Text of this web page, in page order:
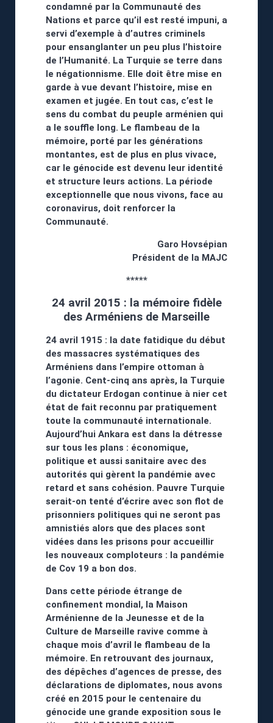
condamné par la Communauté des
Nations et parce qu’il est resté impuni, a
servi d’exemple à d’autres criminels
pour ensanglanter un peu plus l’histoire
de l’Humanité. La Turquie se terre dans
le négationnisme. Elle doit être mise en
garde à vue devant l’histoire, mise en
examen et jugée. En tout cas, c’est le
sens du combat du peuple arménien qui
a le souffle long. Le flambeau de la
mémoire, porté par les générations
montantes, est de plus en plus vivace,
car le génocide est devenu leur identité
et structure leurs actions. La période
exceptionnelle que nous vivons, face au
coronavirus, doit renforcer la
Communauté.
Garo Hovsépian
Président de la MAJC
*****
24 avril 2015 : la mémoire fidèle
des Arméniens de Marseille
24 avril 1915 : la date fatidique du début
des massacres systématiques des
Arméniens dans l’empire ottoman à
l’agonie. Cent-cinq ans après, la Turquie
du dictateur Erdogan continue à nier cet
état de fait reconnu par pratiquement
toute la communauté internationale.
Aujourd’hui Ankara est dans la détresse
sur tous les plans : économique,
politique et aussi sanitaire avec des
autorités qui gèrent la pandémie avec
retard et sans cohésion. Pauvre Turquie
serait-on tenté d’écrire avec son flot de
prisonniers politiques qui ne seront pas
amnistiés alors que des places sont
vidées dans les prisons pour accueillir
les nouveaux comploteurs : la pandémie
de Cov 19 a bon dos.
Dans cette période étrange de
confinement mondial, la Maison
Arménienne de la Jeunesse et de la
Culture de Marseille ravive comme à
chaque mois d’avril le flambeau de la
mémoire. En retrouvant des journaux,
des dépêches d’agences de presse, des
déclarations de diplomates, nous avons
créé en 2015 pour le centenaire du
génocide une grande exposition sous le